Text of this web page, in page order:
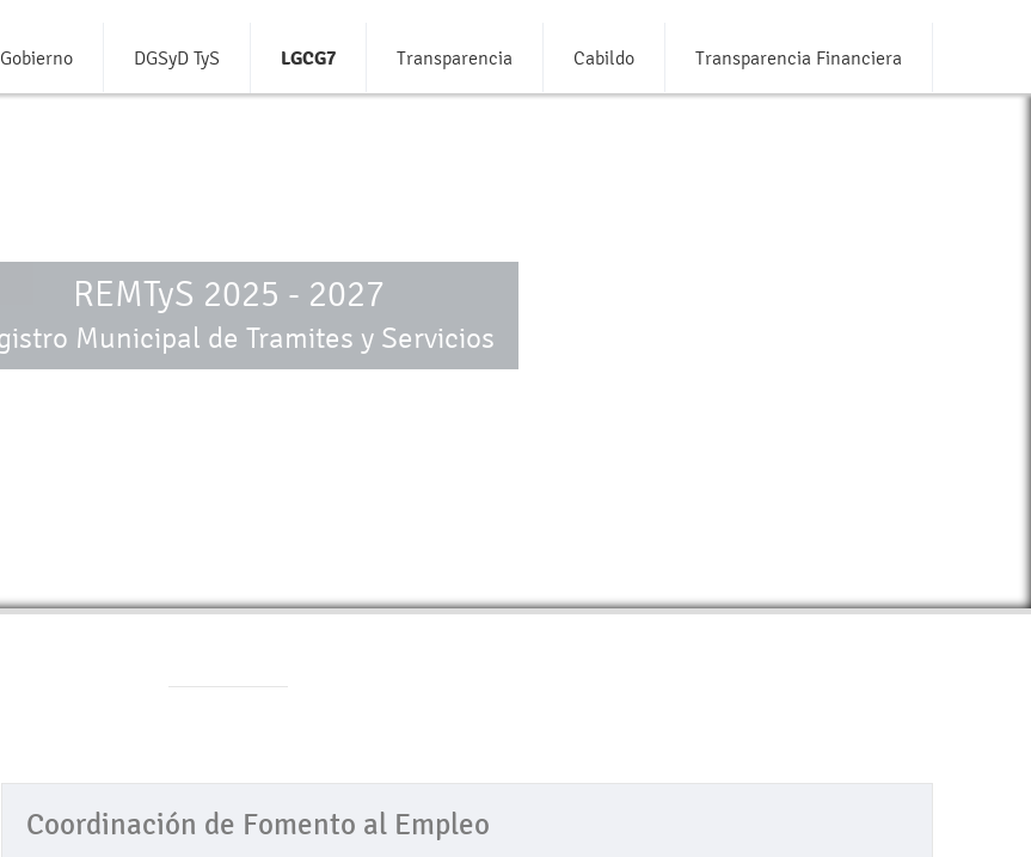
DGSyD TyS LGCG7 Transparencia Cabildo Transparencia Financiera
REMTyS 2025 - 2027
Municipal de Tramites y Servicios
Coordinación de Fomento al Empleo